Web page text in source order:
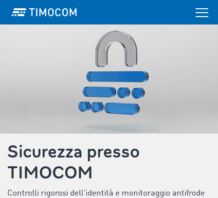
Sicurezza presso
TIMOCOM
Controlli rigorosi dell'identità e monitoraggio antifrode